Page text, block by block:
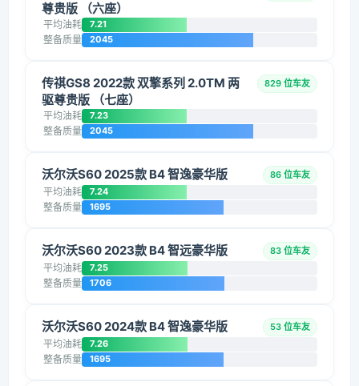
尊贵版 （六座）
平均油耗 7.21
整备质量 2045
传祺GS8 2022款 双擎系列 2.0TM 两
驱尊贵版 （七座）
829 位车友
平均油耗 7.23
整备质量 2045
沃尔沃S60 2025款 B4 智逸豪华版 86 位车友
平均油耗 7.24
整备质量 1695
沃尔沃S60 2023款 B4 智远豪华版 83 位车友
平均油耗 7.25
整备质量 1706
沃尔沃S60 2024款 B4 智逸豪华版 53 位车友
平均油耗 7.26
整备质量 1695